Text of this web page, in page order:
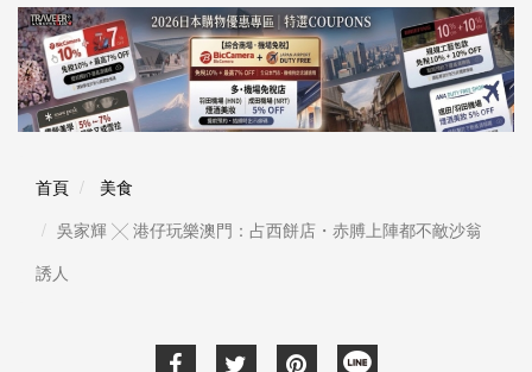
首頁
美食
吳家輝 ╳ 港仔玩樂澳門：占西餅店・赤膊上陣都不敵沙翁
誘人